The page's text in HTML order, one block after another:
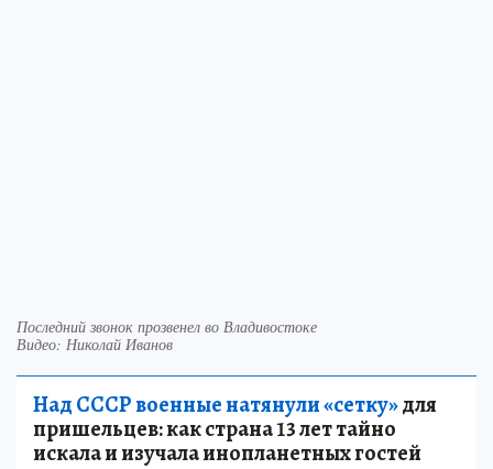
Последний звонок прозвенел во Владивостоке
Видео: Николай Иванов
Над СССР военные натянули «сетку»для
пришельцев: как страна 13 лет тайно
искала и изучала инопланетных гостей